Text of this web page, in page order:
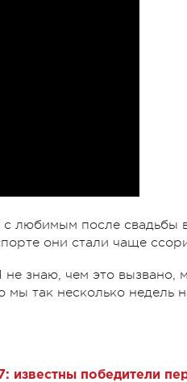
любимым после свадьбы
они стали чаще
не знаю, чем это вызвано,
так несколько недель
известны победители